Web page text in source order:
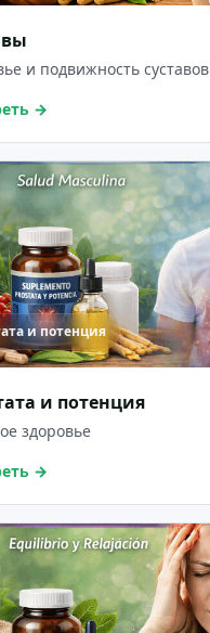
и подвижность суставов
→
и потенция
и потенция
здоровье
→